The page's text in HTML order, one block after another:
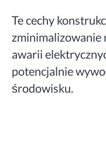
Te cechy
zminimalizowanie
awarii
potencjalnie
środowisku.